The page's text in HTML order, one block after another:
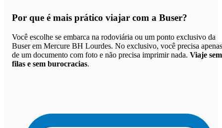
Por que é mais prático viajar com a Buser?
Você escolhe se embarca na rodoviária ou um ponto exclusivo da
Buser em Mercure BH Lourdes. No exclusivo, você precisa apenas
de um documento com foto e não precisa imprimir nada. Viaje sem
filas e sem burocracias.